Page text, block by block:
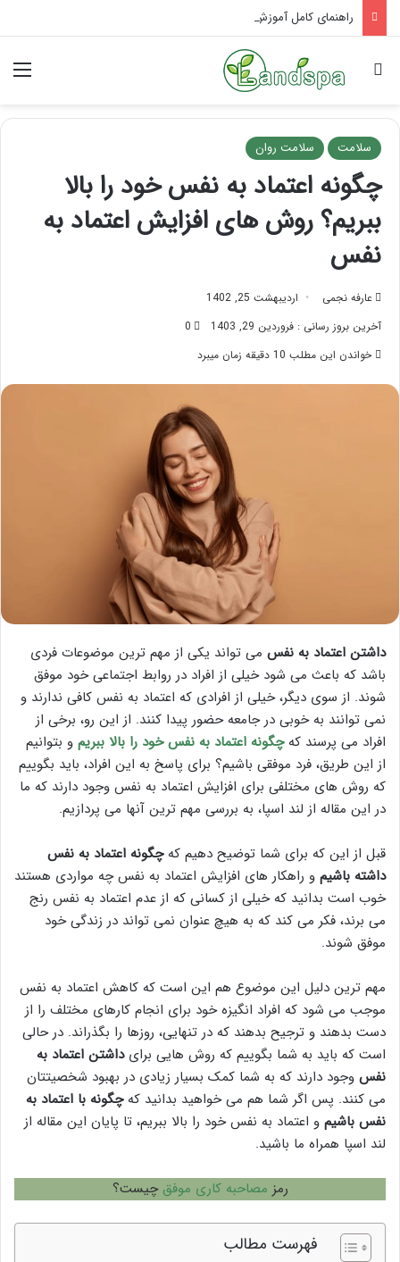
راهنمای کامل آموزش ماساژ لب بعد از تزریق ژل
جستجو برای
سلامت سلامت روان
چگونه اعتماد به نفس خود را بالا
ببریم؟ روش های افزایش اعتماد به
نفس
عارفه نجمی
اردیبهشت 25, 1402
آخرین بروز رسانی : فروردین 29, 1403
0
خواندن این مطلب 10 دقیقه زمان میبرد
داشتن اعتماد به نفس می تواند یکی از مهم ترین موضوعات فردی
باشد که باعث می شود خیلی از افراد در روابط اجتماعی خود موفق
شوند. از سوی دیگر، خیلی از افرادی که اعتماد به نفس کافی ندارند و
نمی توانند به خوبی در جامعه حضور پیدا کنند. از این رو، برخی از
افراد می پرسند کهچگونه اعتماد به نفس خود را بالا ببریم و بتوانیم
از این طریق، فرد موفقی باشیم؟ برای پاسخ به این افراد، باید بگوییم
که روش های مختلفی برای افزایش اعتماد به نفس وجود دارند که ما
در این مقاله از لند اسپا، به بررسی مهم ترین آنها می پردازیم.
قبل از این که برای شما توضیح دهیم کهچگونه اعتماد به نفس
داشته باشیم و راهکار های افزایش اعتماد به نفس چه مواردی هستند
خوب است بدانید که خیلی از کسانی که از عدم اعتماد به نفس رنج
می برند، فکر می کند که به هیچ عنوان نمی تواند در زندگی خود
موفق شوند.
مهم ترین دلیل این موضوع هم این است که کاهش اعتماد به نفس
موجب می شود که افراد انگیزه خود برای انجام کارهای مختلف را از
دست بدهند و ترجیح بدهند که در تنهایی، روزها را بگذراند. در حالی
است که باید به شما بگوییم که روش هایی برایداشتن اعتماد به
نفس وجود دارند که به شما کمک بسیار زیادی در بهبود شخصیتتان
می کنند. پس اگر شما هم می خواهید بدانید کهچگونه با اعتماد به
نفس باشیم و اعتماد به نفس خود را بالا ببریم، تا پایان این مقاله از
لند اسپا همراه ما باشید.
رمز مصاحبه کاری موفق چیست؟
فهرست مطالب